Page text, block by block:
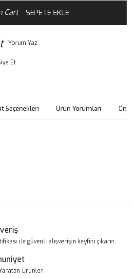
SEPETE EKLE
Yorum Yaz
Et
Seçenekleri Ürün Yorumları
Yorum Yaz
bozuk veya görüntülenemiyor.
bulunuyor.
ile güvenli alışverişin keyfini çıkarın.
Ürünler